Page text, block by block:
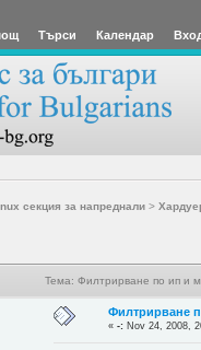
Търси Календар
секция за напреднали>
Тема: Филтрирване по ип и
Филтрирване
«-: Nov 24, 2008,